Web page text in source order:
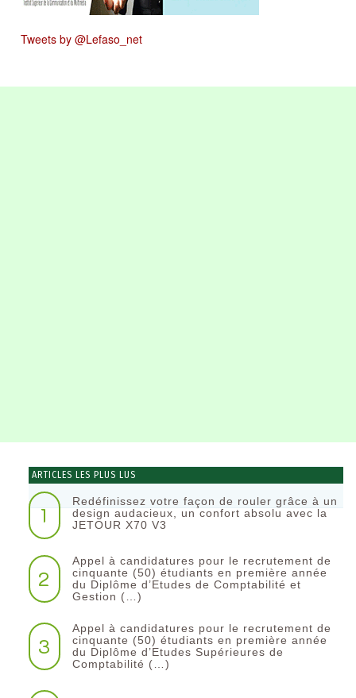
Tweets by @Lefaso_net
ARTICLES LES PLUS LUS
1
Redéfinissez votre façon de rouler grâce à un
design audacieux, un confort absolu avec la
JETOUR X70 V3
2
Appel à candidatures pour le recrutement de
cinquante (50) étudiants en première année
du Diplôme d’Etudes de Comptabilité et
Gestion (…)
3
Appel à candidatures pour le recrutement de
cinquante (50) étudiants en première année
du Diplôme d’Etudes Supérieures de
Comptabilité (…)